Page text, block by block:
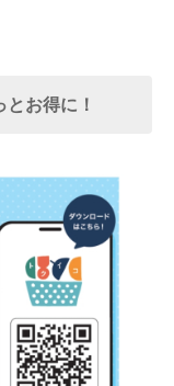
お得に！